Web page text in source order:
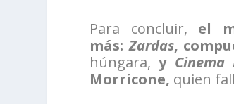
Para concluir, el
más:Zardas,
húngara, y Cinema
Morricone, quien